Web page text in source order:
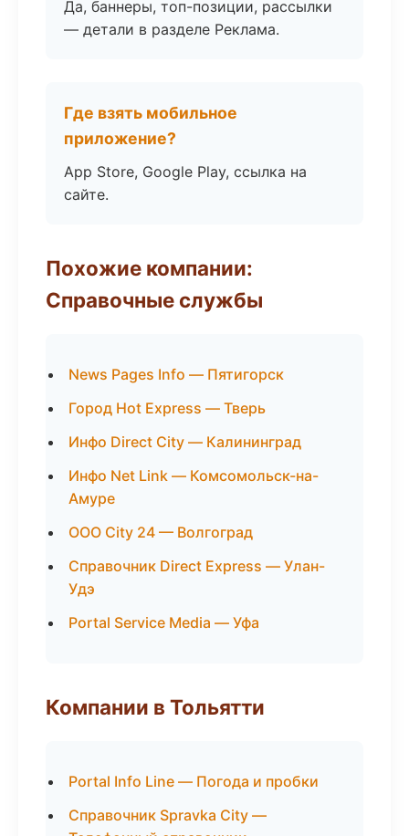
Да, баннеры, топ-позиции, рассылки
— детали в разделе Реклама.
Где взять мобильное
приложение?
App Store, Google Play, ссылка на
сайте.
Похожие компании:
Справочные службы
News Pages Info — Пятигорск
Город Hot Express — Тверь
Инфо Direct City — Калининград
Инфо Net Link — Комсомольск-на-
Амуре
ООО City 24 — Волгоград
Справочник Direct Express — Улан-
Удэ
Portal Service Media — Уфа
Компании в Тольятти
Portal Info Line — Погода и пробки
Справочник Spravka City —